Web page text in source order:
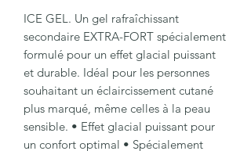
ICE GEL. Un gel rafraîchissant
secondaire EXTRA-FORT spécialement
formulé pour un effet glacial puissant
et durable. Idéal pour les personnes
souhaitant un éclaircissement cutané
plus marqué, même celles à la peau
sensible. • Effet glacial puissant pour
un confort optimal • Spécialement